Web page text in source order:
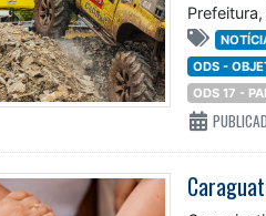
ODS -
ODS 17 -